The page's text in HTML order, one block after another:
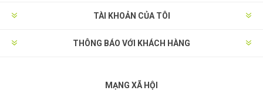
TÀI KHOẢN CỦA TÔI
THÔNG BÁO VỚI KHÁCH HÀNG
MẠNG XÃ HỘI